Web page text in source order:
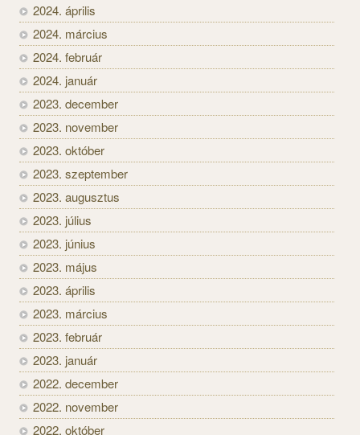
2024. április
2024. március
2024. február
2024. január
2023. december
2023. november
2023. október
2023. szeptember
2023. augusztus
2023. július
2023. június
2023. május
2023. április
2023. március
2023. február
2023. január
2022. december
2022. november
2022. október